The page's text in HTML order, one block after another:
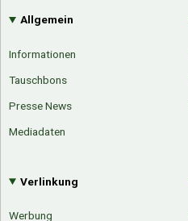
Allgemein
Informationen
Tauschbons
Presse News
Mediadaten
Verlinkung
Werbung